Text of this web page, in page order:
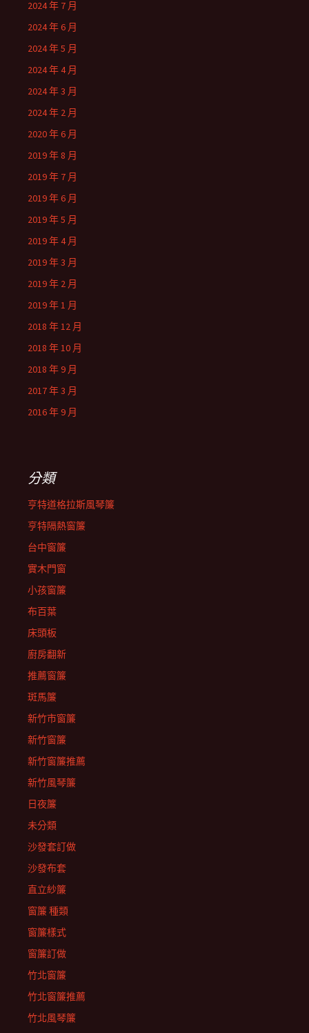
2024 年 7 月
2024 年 6 月
2024 年 5 月
2024 年 4 月
2024 年 3 月
2024 年 2 月
2020 年 6 月
2019 年 8 月
2019 年 7 月
2019 年 6 月
2019 年 5 月
2019 年 4 月
2019 年 3 月
2019 年 2 月
2019 年 1 月
2018 年 12 月
2018 年 10 月
2018 年 9 月
2017 年 3 月
2016 年 9 月
分類
亨特道格拉斯風琴簾
亨特隔熱窗簾
台中窗簾
實木門窗
小孩窗簾
布百葉
床頭板
廚房翻新
推薦窗簾
斑馬簾
新竹市窗簾
新竹窗簾
新竹窗簾推薦
新竹風琴簾
日夜簾
未分類
沙發套訂做
沙發布套
直立紗簾
窗簾 種類
窗簾樣式
窗簾訂做
竹北窗簾
竹北窗簾推薦
竹北風琴簾